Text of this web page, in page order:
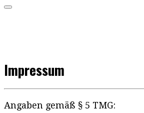
Impressum
Angaben gemäß § 5 TMG: